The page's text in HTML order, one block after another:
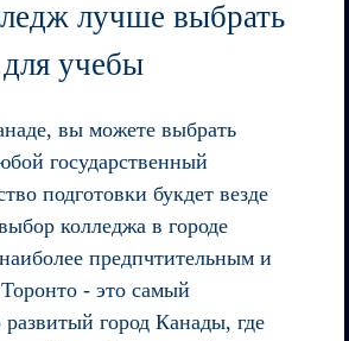
лучше выбрать
для учебы
вы можете выбрать
государственный
подготовки букдет везде
колледжа в городе
предпчтительным и
- это самый
город Канады, где